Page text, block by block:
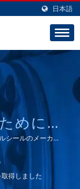
日本語
めに2
しまし
業用E-
ール、
シールのメーカー
富な経験がありま
得しました